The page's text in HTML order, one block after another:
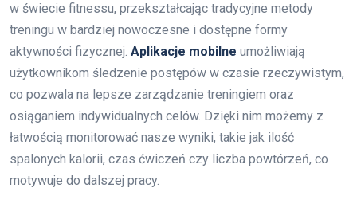
w świecie fitnessu, przekształcając tradycyjne metody
treningu w bardziej nowoczesne i dostępne formy
aktywności fizycznej. Aplikacje mobilne umożliwiają
użytkownikom śledzenie postępów w czasie rzeczywistym,
co pozwala na lepsze zarządzanie treningiem oraz
osiąganiem indywidualnych celów. Dzięki nim możemy z
łatwością monitorować nasze wyniki, takie jak ilość
spalonych kalorii, czas ćwiczeń czy liczba powtórzeń, co
motywuje do dalszej pracy.